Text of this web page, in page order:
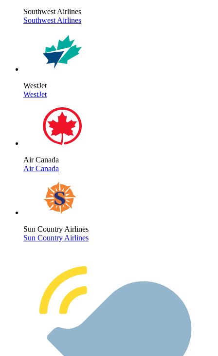
Southwest Airlines
Southwest Airlines
WestJet
WestJet
Air Canada
Air Canada
Sun Country Airlines
Sun Country Airlines